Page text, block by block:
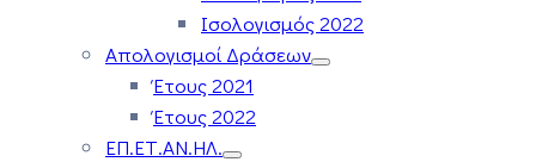
Ισολογισμός 2022
Απολογισμοί Δράσεων
Έτους 2021
Έτους 2022
ΕΠ.ΕΤ.ΑΝ.ΗΛ.